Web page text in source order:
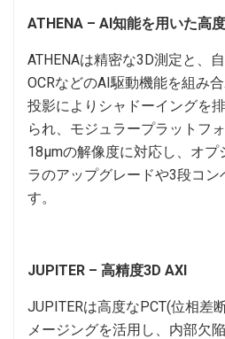
ATHENA – AI知能を用いた高
ATHENAは精密な3D測定と、
OCRなどのAI駆動機能を組み
投影によりシャドーイングを
られ、モジュラープラットフ
18μmの解像度に対応し、オプ
ラのアップグレードや3段コン
す。
JUPITER – 高精度3D AXI
JUPITERは高度なPCT(位相差
メージングを活用し、内部欠